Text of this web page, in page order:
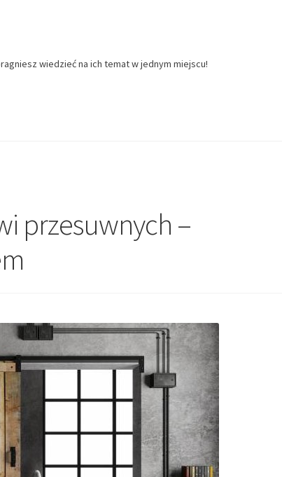
wiedzieć na ich temat w jednym miejscu!
przesuwnych –